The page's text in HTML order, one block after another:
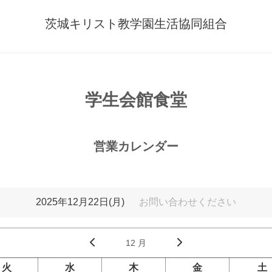
茨城キリスト教学園生活協同組合
学生会館食堂
営業カレンダー
2025年12月22日(月) お問い合わせください
12 月
火 水 木 金 土